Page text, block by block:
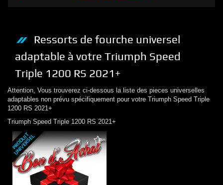
Ressorts de fourche universel
adaptable à votre Triumph Speed
Triple 1200 RS 2021+
Attention, Vous trouverez ci-dessous la liste des pieces universelles
adaptables non prévu spécifiquement pour votre Triumph Speed Triple
1200 RS 2021+
Triumph Speed Triple 1200 RS 2021+
P
R
O
D
U
I
T
U
N
I
V
E
R
S
E
L